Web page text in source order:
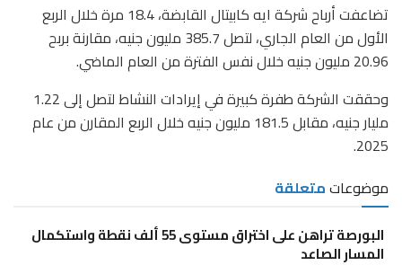
تضاعفت أرباح شركة ايه كابيتال القابضة، 18.4 مرة خلال الربع
الأول من العام الجاري، لتصل 385.7 مليون جنيه، مقارنة بربح
20.96 مليون جنيه خلال نفس الفترة من العام الماضي.
​وحققت الشركة طفرة كبيرة في إيرادات النشاط لتصل إلى 1.22
مليار جنيه، مقابل 181.5 مليون جنيه خلال الربع المقارن من عام
2025.
موضوعاتمتعلقة
البورصة تراهن على اختراق مستوى 55 ألف نقطة واستكمال
المسار الصاعد